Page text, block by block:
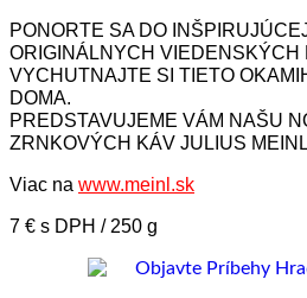
PONORTE SA DO
ORIGINÁLNYCH VIEDENSKÝCH
VYCHUTNAJTE SI TIETO
DOMA.
PREDSTAVUJEME VÁM NAŠU
ZRNKOVÝCH KÁV JULIUS
Viac na www.meinl.sk
7 € s DPH / 250 g